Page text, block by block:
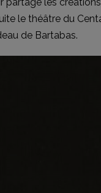
le théâtre du
de Bartabas.